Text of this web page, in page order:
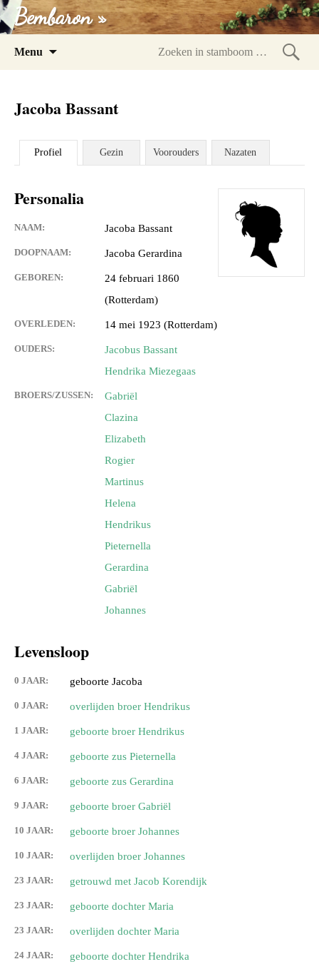
Bembaron »
Menu
Jacoba Bassant
Profiel Gezin Voorouders Nazaten
Personalia
NAAM: Jacoba Bassant
DOOPNAAM: Jacoba Gerardina
GEBOREN:
24 februari 1860
(Rotterdam)
OVERLEDEN: 14 mei 1923 (Rotterdam)
OUDERS:
Jacobus Bassant
Hendrika Miezegaas
BROERS/ZUSSEN:
Gabriël
Clazina
Elizabeth
Rogier
Martinus
Helena
Hendrikus
Pieternella
Gerardina
Gabriël
Johannes
Levensloop
0 JAAR: geboorte Jacoba
0 JAAR: overlijden broer Hendrikus
1 JAAR: geboorte broer Hendrikus
4 JAAR: geboorte zus Pieternella
6 JAAR: geboorte zus Gerardina
9 JAAR: geboorte broer Gabriël
10 JAAR: geboorte broer Johannes
10 JAAR: overlijden broer Johannes
23 JAAR: getrouwd met Jacob Korendijk
23 JAAR: geboorte dochter Maria
23 JAAR: overlijden dochter Maria
24 JAAR: geboorte dochter Hendrika